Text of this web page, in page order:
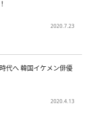
2020.7.23
代へ 韓国イケメン俳優
2020.4.13